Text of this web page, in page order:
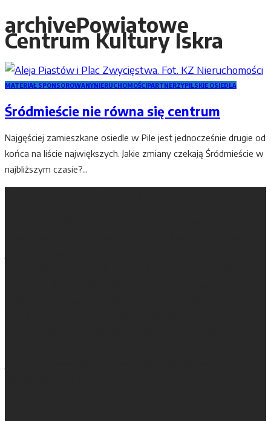
archivePowiatowe
Centrum Kultury Iskra
MATERIAŁ SPONSOROWANYNIERUCHOMOŚCIPARTNERZYPILSKIE OSIEDLA
Śródmieście nie równa się centrum
Najgęściej zamieszkane osiedle w Pile jest jednocześnie drugie od
końca na liście największych. Jakie zmiany czekają Śródmieście w
najbliższym czasie?...